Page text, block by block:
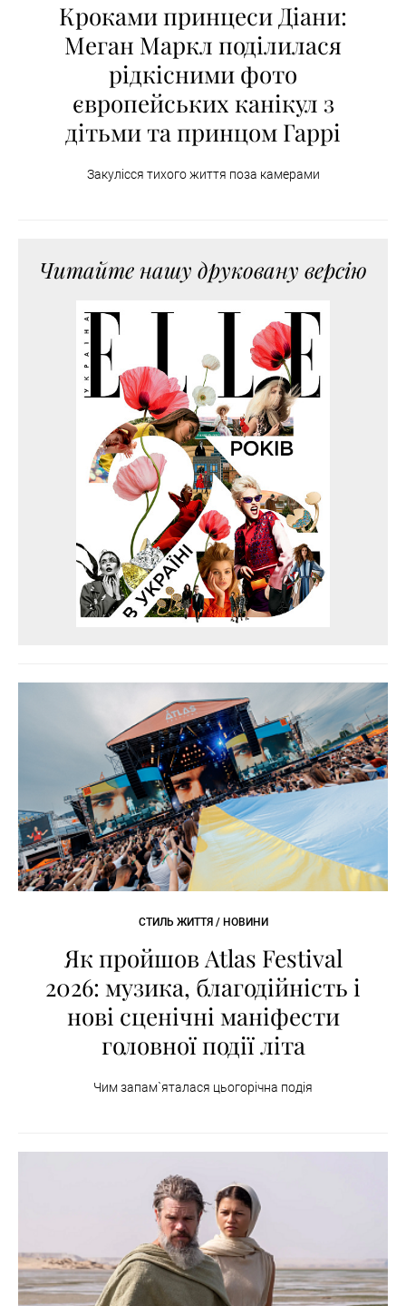
Кроками принцеси Діани:
Меган Маркл поділилася
рідкісними фото
європейських канікул з
дітьми та принцом Гаррі
Закулісся тихого життя поза камерами
Читайте нашу друковану версію
СТИЛЬ ЖИТТЯ / НОВИНИ
Як пройшов Atlas Festival
2026: музика, благодійність і
нові сценічні маніфести
головної події літа
Чим запам`яталася цьогорічна подія